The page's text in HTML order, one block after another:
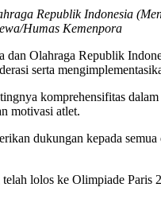
Republik Indonesia
Humas Kemenpora
dan Olahraga Republik
serta
komprehensifitas
motivasi atlet.
dukungan kepada
lolos ke Olimpiade Paris